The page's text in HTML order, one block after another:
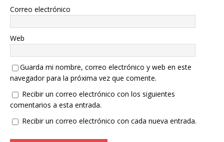
Correo electrónico
Web
Guarda mi nombre, correo electrónico y web en este
navegador para la próxima vez que comente.
Recibir un correo electrónico con los siguientes
comentarios a esta entrada.
Recibir un correo electrónico con cada nueva entrada.